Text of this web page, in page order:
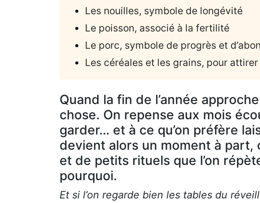
Les nouilles, symbole de longévité
Le poisson, associé à la fertilité
Le porc, symbole de progrès et
Les céréales et les grains, pour
Quand la fin de l’année
chose. On repense aux mois
garder… et à ce qu’on préfère
devient alors un moment à
et de petits rituels que l’on
pourquoi.
Et si l’on regarde bien les tables du